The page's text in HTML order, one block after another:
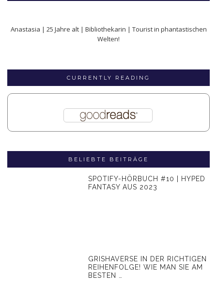
Anastasia | 25 Jahre alt | Bibliothekarin | Tourist in phantastischen
Welten!
CURRENTLY READING
BELIEBTE BEITRÄGE
SPOTIFY-HÖRBUCH #10 | HYPED
FANTASY AUS 2023
GRISHAVERSE IN DER RICHTIGEN
REIHENFOLGE! WIE MAN SIE AM
BESTEN …